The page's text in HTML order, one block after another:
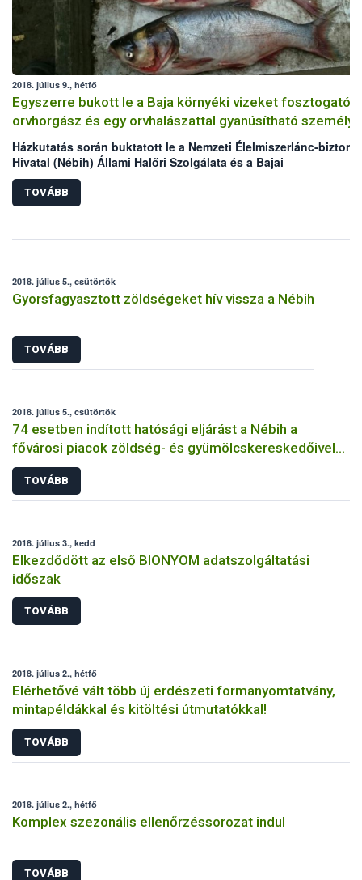
rendelkező italokat!
2018. július 9., hétfő
Egyszerre bukott le a Baja környéki vizeket fosztogató
orvhorgász és egy orvhalászattal gyanúsítható személy
Házkutatás során buktatott le a Nemzeti Élelmiszerlánc-
Hivatal (Nébih) Állami Halőri Szolgálata és a Bajai
Rendőrkapitányság egy Baja környéki vizeket fosztogató
orvhorgászt, továbbá egy orvhalászattal gyanúsítható
orvhorgász házából összesen 21,68 kg hal, míg az
összesen 127,77 kg hal, elektromos halászgép, 30 zsák
hatóság kezére.
TOVÁBB
2018. július 5., csütörtök
Gyorsfagyasztott zöldségeket hív vissza a Nébih
TOVÁBB
2018. július 5., csütörtök
74 esetben indított hatósági eljárást a Nébih a
fővárosi piacok zöldség- és gyümölcskereskedőivel
szemben
TOVÁBB
2018. július 3., kedd
Elkezdődött az első BIONYOM adatszolgáltatási
időszak
TOVÁBB
2018. július 2., hétfő
Elérhetővé vált több új erdészeti formanyomtatvány,
mintapéldákkal és kitöltési útmutatókkal!
TOVÁBB
2018. július 2., hétfő
Komplex szezonális ellenőrzéssorozat indul
TOVÁBB